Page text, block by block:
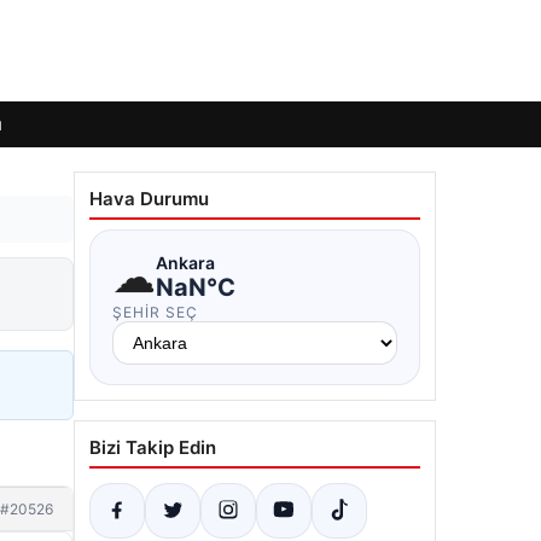
#20526
Hava Durumu
☁Ankara
NaN°C
ŞEHIR SEÇ
Bizi Takip Edin